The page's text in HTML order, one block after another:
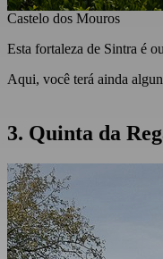
Castelo dos Mouros
Esta fortaleza de Sintra é
Aqui, você terá ainda
3. Quinta da